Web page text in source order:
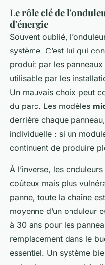
Le rôle clé de
d'énergie
Souvent oublié,
système. C’est lui qui
produit par les
utilisable par les
Un mauvais choix peut
du parc. Les modèles
derrière chaque
individuelle : si un
continuent de produire
À l’inverse, les
coûteux mais plus
panne, toute la chaîne
moyenne d’un onduleur
à 30 ans pour les
remplacement dans le
essentiel. Un système